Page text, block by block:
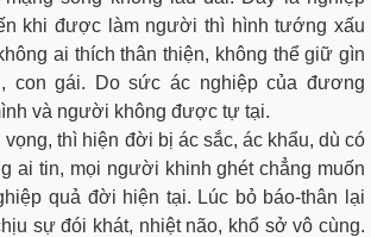
khi được làm người thì hình tướng xấu
ai thích thân thiện, không thể giữ gìn
con gái. Do sức ác nghiệp của đương
và người không được tự tại.
thì hiện đời bị ác sắc, ác khẩu, dù có
ai tin, mọi người khinh ghét chẳng muốn
quả đời hiện tại. Lúc bỏ báo-thân lại
sự đói khát, nhiệt não, khổ sở vô cùng.